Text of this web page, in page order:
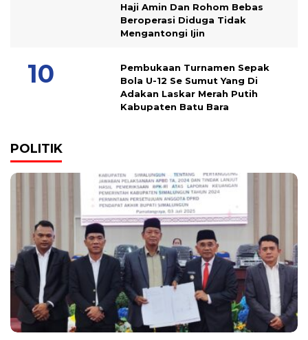
Haji Amin Dan Rohom Bebas
Beroperasi Diduga Tidak
Mengantongi Ijin
Pembukaan Turnamen Sepak
Bola U-12 Se Sumut Yang Di
Adakan Laskar Merah Putih
Kabupaten Batu Bara
POLITIK